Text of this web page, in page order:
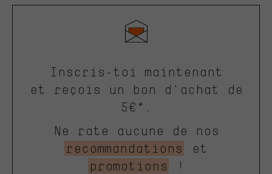
Inscris-toi maintenant
et reçois un bon d'achat de
5€*.
Ne rate aucune de nos
recommandations
et
promotions
!